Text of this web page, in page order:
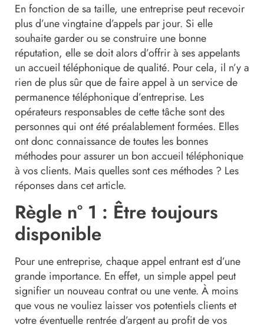
En fonction de sa taille, une entreprise peut recevoir
plus d’une vingtaine d’appels par jour. Si elle
souhaite garder ou se construire une bonne
réputation, elle se doit alors d’offrir à ses appelants
un accueil téléphonique de qualité. Pour cela, il n’y a
rien de plus sûr que de faire appel à un service de
permanence téléphonique d’entreprise. Les
opérateurs responsables de cette tâche sont des
personnes qui ont été préalablement formées. Elles
ont donc connaissance de toutes les bonnes
méthodes pour assurer un bon accueil téléphonique
à vos clients. Mais quelles sont ces méthodes ? Les
réponses dans cet article.
Règle n° 1 : Être toujours
disponible
Pour une entreprise, chaque appel entrant est d’une
grande importance. En effet, un simple appel peut
signifier un nouveau contrat ou une vente. À moins
que vous ne vouliez laisser vos potentiels clients et
votre éventuelle rentrée d’argent au profit de vos